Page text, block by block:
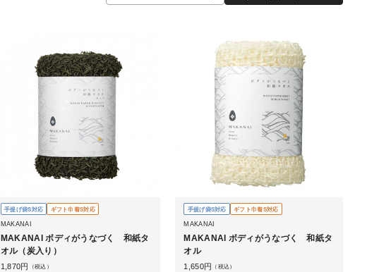
手提げ袋S対応 ギフト巾着S対応
MAKANAI
MAKANAI ボディがうなづく 和紙タ
オル（炭入り）
1,870円 （税込）
手提げ袋S対応 ギフト巾着S対応
MAKANAI
MAKANAI ボディがうなづく 和紙タ
オル
1,650円 （税込）